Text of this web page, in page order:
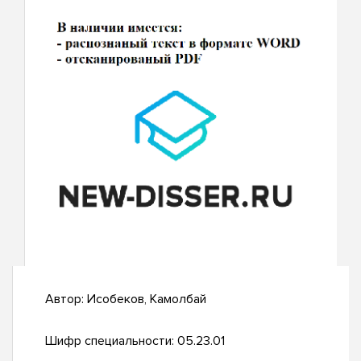
Автор: Исобеков, Камолбай
Шифр специальности: 05.23.01